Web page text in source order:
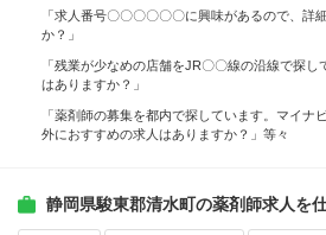
「求人番号〇〇〇〇〇〇に興味があるので、詳
か？」
「残業が少なめの店舗をJR〇〇線の沿線で探
はありますか？」
「薬剤師の募集を都内で探しています。マイナ
外におすすめの求人はありますか？」等々
静岡県駿東郡清水町の薬剤師求人を